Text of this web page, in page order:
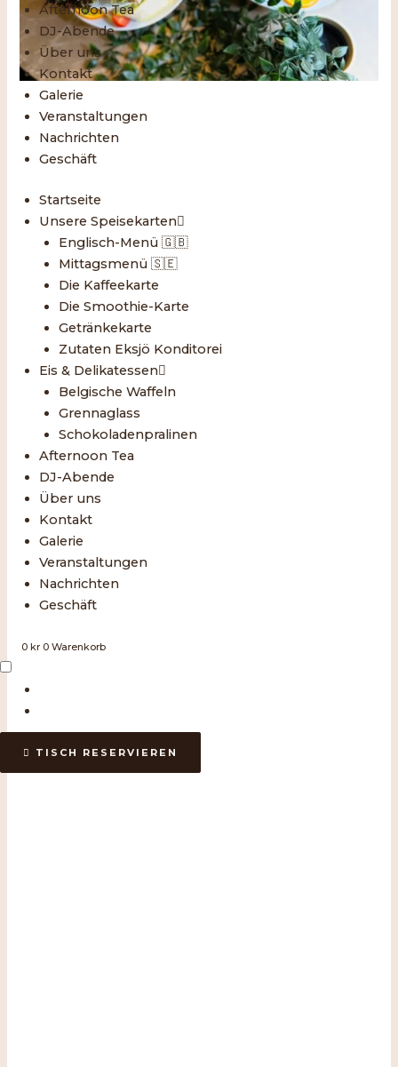
Afternoon Tea
DJ-Abende
Über uns
Kontakt
Galerie
Veranstaltungen
Nachrichten
Geschäft
Startseite
Unsere Speisekarten
Englisch-Menü 🇬🇧
Mittagsmenü 🇸🇪
Die Kaffeekarte
Die Smoothie-Karte
Getränkekarte
Zutaten Eksjö Konditorei
Eis & Delikatessen
Belgische Waffeln
Grennaglass
Schokoladenpralinen
Afternoon Tea
DJ-Abende
Über uns
Kontakt
Galerie
Veranstaltungen
Nachrichten
Geschäft
0 kr 0 Warenkorb
TISCH RESERVIEREN